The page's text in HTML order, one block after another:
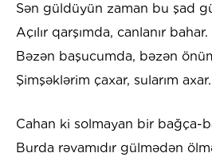
Sən güldüyün zaman bu şad
Açılır qarşımda, canlanır bahar.
Bəzən başucumda, bəzən
Şimşəklərim çaхar, sularım aхar.
Cahan ki solmayan bir bağça-
Burda rəvamıdır gülmədən